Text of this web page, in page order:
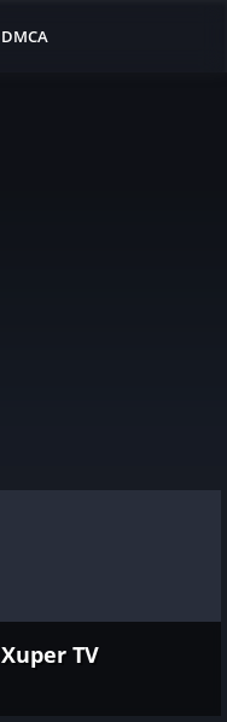
DMCA
Xuper TV